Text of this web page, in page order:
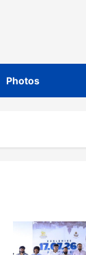
Photos